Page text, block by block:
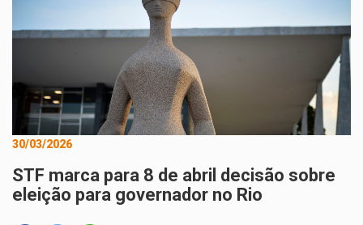
30/03/2026
STF marca para 8 de abril decisão sobre
eleição para governador no Rio